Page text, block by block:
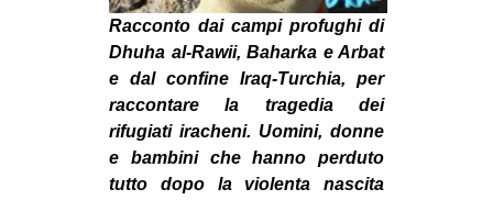
AMBIENTE
ANTIFASCISMO
DIRITTO ALL’ABITARE
GENERI
MIGRAZIONI
Racconto dai campi profughi di
Dhuha al-Rawii, Baharka e Arbat
e dal confine Iraq-Turchia, per
raccontare la tragedia dei
rifugiati iracheni. Uomini, donne
e bambini che hanno perduto
tutto dopo la violenta nascita